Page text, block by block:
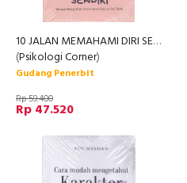
10 JALAN MEMAHAMI DIRI SENDIRI
(Psikologi Corner)
Gudang Penerbit
Rp 59.400
Rp 47.520